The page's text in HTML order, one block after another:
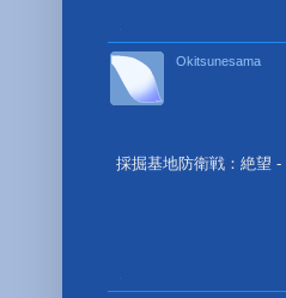
採掘基地防衛戦：絶望 -
Okitsunesama